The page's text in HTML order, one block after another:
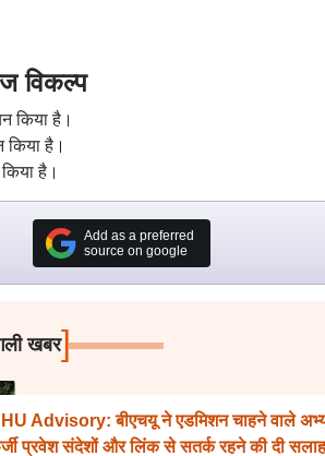
विकल्प
किया है।
किया है।
है।
Add as a preferred
source on google
खबर]
Advisory: बीएचयू ने एडमिशन चाहने वाले
प्रवेश संदेशों और लिंक से सतर्क रहने की दी